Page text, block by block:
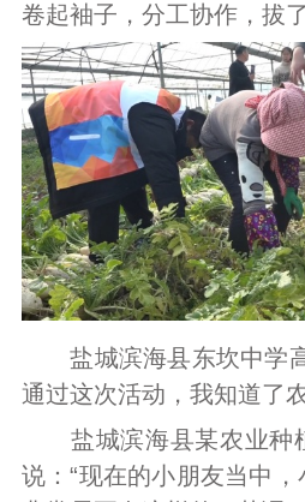
卷起袖子，分工协作，拔
盐城滨海县东坎中学高
通过这次活动，我知道了
盐城滨海县某农业种
说：“现在的小朋友当中